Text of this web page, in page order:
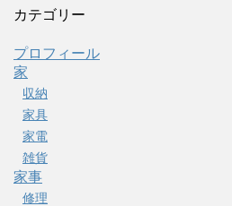
カテゴリー
プロフィール
家
収納
家具
家電
雑貨
家事
修理